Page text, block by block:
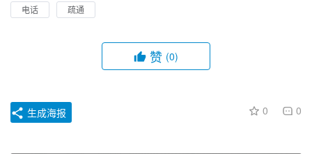
电话 疏通
赞 (0)
0 0
生成海报